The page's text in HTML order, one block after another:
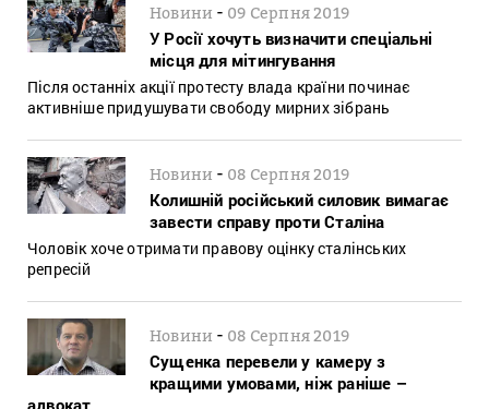
Новини - 09 Серпня 2019
У Росії хочуть визначити спеціальні
місця для мітингування
Після останніх акції протесту влада країни починає
активніше придушувати свободу мирних зібрань
Новини - 08 Серпня 2019
Колишній російський силовик вимагає
завести справу проти Сталіна
Чоловік хоче отримати правову оцінку сталінських
репресій
Новини - 08 Серпня 2019
Сущенка перевели у камеру з
кращими умовами, ніж раніше –
адвокат